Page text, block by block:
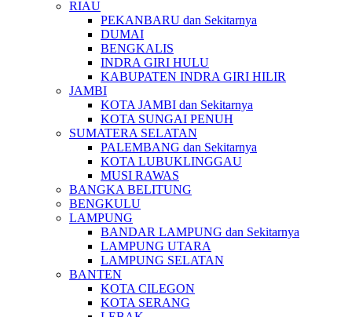
RIAU
PEKANBARU dan Sekitarnya
DUMAI
BENGKALIS
INDRA GIRI HULU
KABUPATEN INDRA GIRI HILIR
JAMBI
KOTA JAMBI dan Sekitarnya
KOTA SUNGAI PENUH
SUMATERA SELATAN
PALEMBANG dan Sekitarnya
KOTA LUBUKLINGGAU
MUSI RAWAS
BANGKA BELITUNG
BENGKULU
LAMPUNG
BANDAR LAMPUNG dan Sekitarnya
LAMPUNG UTARA
LAMPUNG SELATAN
BANTEN
KOTA CILEGON
KOTA SERANG